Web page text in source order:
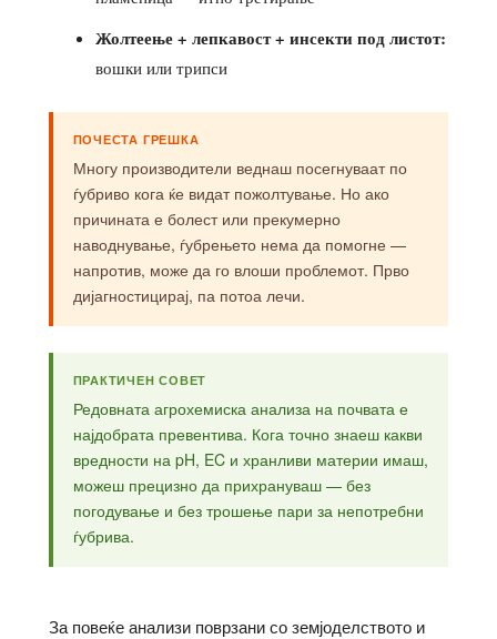
Жолтеење + лепкавост + инсекти под листот:
вошки или трипси
ПОЧЕСТА ГРЕШКА
Многу производители веднаш посегнуваат по
ѓубриво кога ќе видат пожолтување. Но ако
причината е болест или прекумерно
наводнување, ѓубрењето нема да помогне —
напротив, може да го влоши проблемот. Прво
дијагностицирај, па потоа лечи.
ПРАКТИЧЕН СОВЕТ
Редовната агрохемиска анализа на почвата е
најдобрата превентива. Кога точно знаеш какви
вредности на pH, EC и хранливи материи имаш,
можеш прецизно да прихрануваш — без
погодување и без трошење пари за непотребни
ѓубрива.
За повеќе анализи поврзани со земјоделството и